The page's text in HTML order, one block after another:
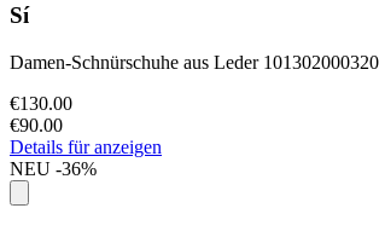
Sí
Damen-Schnürschuhe aus Leder
€130.00
€90.00
Details für anzeigen
NEU -36%